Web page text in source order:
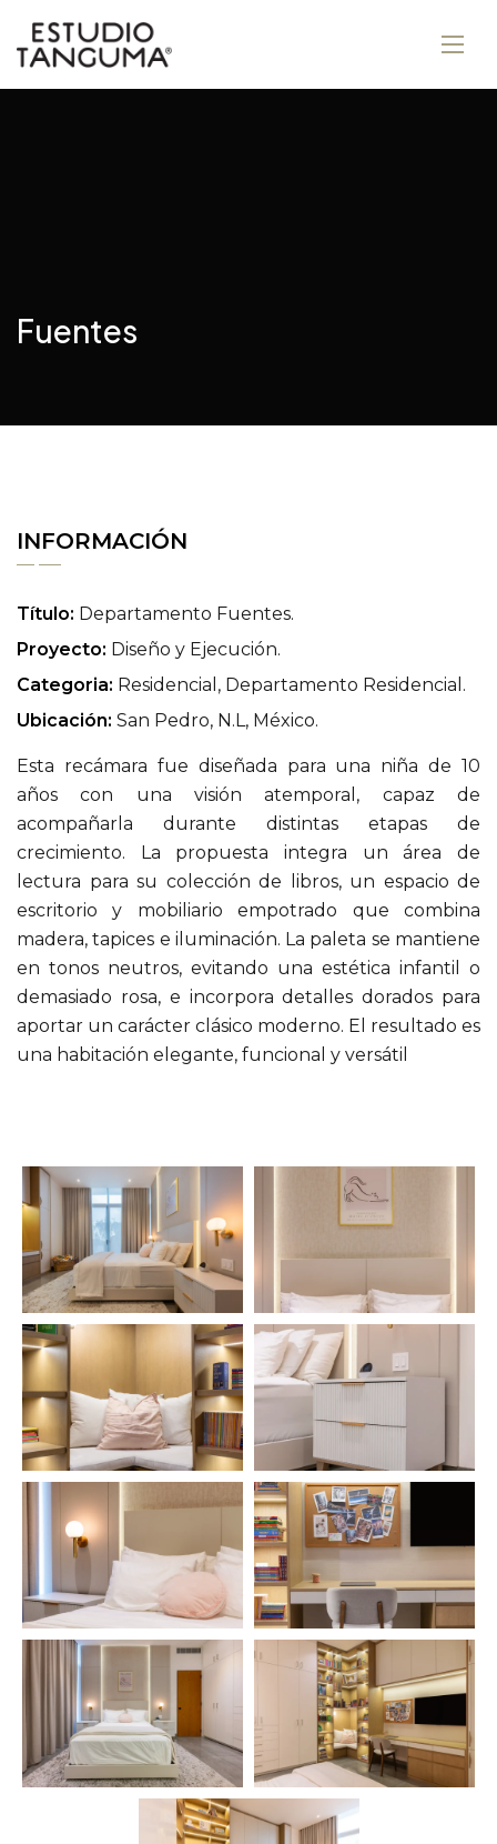
Fuentes
INFORMACIÓN
Título: Departamento Fuentes.
Proyecto: Diseño y Ejecución.
Categoria: Residencial, Departamento Residencial.
Ubicación: San Pedro, N.L, México.
Esta recámara fue diseñada para una niña de 10
años con una visión atemporal, capaz de
acompañarla durante distintas etapas de
crecimiento. La propuesta integra un área de
lectura para su colección de libros, un espacio de
escritorio y mobiliario empotrado que combina
madera, tapices e iluminación. La paleta se mantiene
en tonos neutros, evitando una estética infantil o
demasiado rosa, e incorpora detalles dorados para
aportar un carácter clásico moderno. El resultado es
una habitación elegante, funcional y versátil